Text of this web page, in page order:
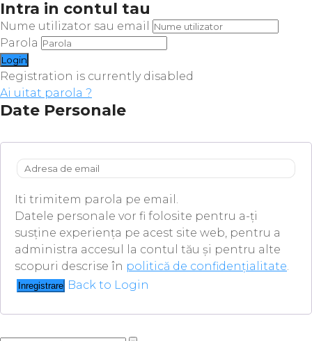
Intra in contul tau
Nume utilizator sau email
Parola
Registration is currently disabled
Ai uitat parola ?
Date Personale
Iti trimitem parola pe email.
Datele personale vor fi folosite pentru a-ți
susține experiența pe acest site web, pentru a
administra accesul la contul tău și pentru alte
scopuri descrise în politică de confidențialitate.
Inregistrare Back to Login